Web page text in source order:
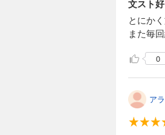
文スト
とにか
また毎
0
ア